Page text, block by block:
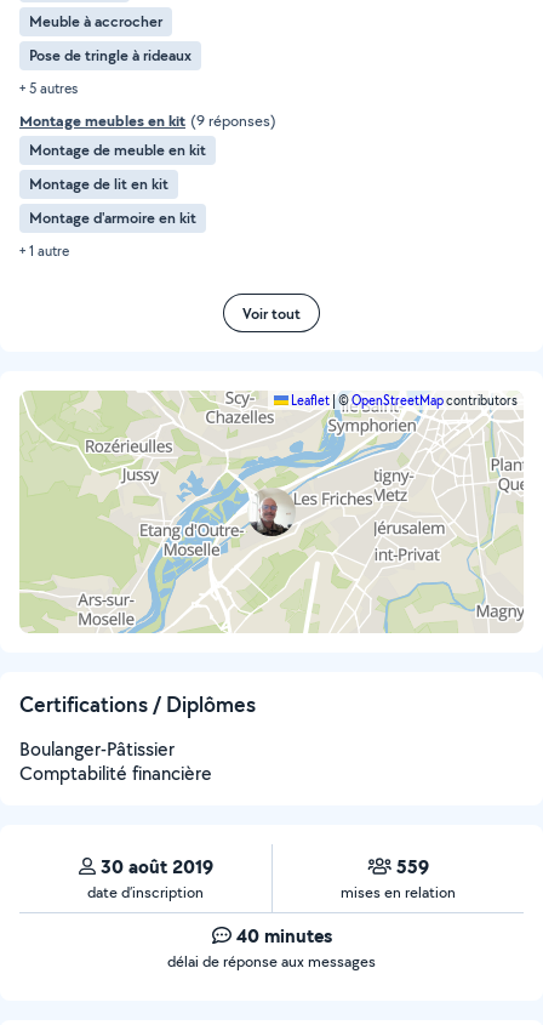
Meuble à accrocher
Pose de tringle à rideaux
+ 5 autres
Montage meubles en kit (9 réponses)
Montage de meuble en kit
Montage de lit en kit
Montage d'armoire en kit
+ 1 autre
Voir tout
Leaflet |©OpenStreetMapcontributors
Certifications / Diplômes
Boulanger-Pâtissier
Comptabilité financière
30 août 2019
date d’inscription
559
mises en relation
40 minutes
délai de réponse aux messages